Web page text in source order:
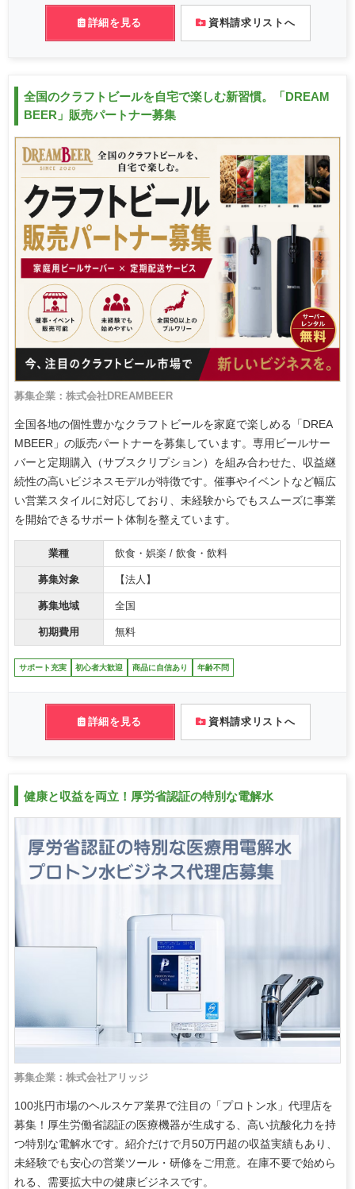
詳細を見る 資料請求リストへ
全国のクラフトビールを自宅で楽しむ新習慣。「DREAM
BEER」販売パートナー募集
募集企業：株式会社DREAMBEER
全国各地の個性豊かなクラフトビールを家庭で楽しめる「DREA
MBEER」の販売パートナーを募集しています。専用ビールサー
バーと定期購入（サブスクリプション）を組み合わせた、収益継
続性の高いビジネスモデルが特徴です。催事やイベントなど幅広
い営業スタイルに対応しており、未経験からでもスムーズに事業
を開始できるサポート体制を整えています。
業種 飲食・娯楽 / 飲食・飲料
募集対象 【法人】
募集地域 全国
初期費用 無料
サポート充実 初心者大歓迎 商品に自信あり 年齢不問
詳細を見る 資料請求リストへ
健康と収益を両立！厚労省認証の特別な電解水
募集企業：株式会社アリッジ
100兆円市場のヘルスケア業界で注目の「プロトン水」代理店を
募集！厚生労働省認証の医療機器が生成する、高い抗酸化力を持
つ特別な電解水です。紹介だけで月50万円超の収益実績もあり、
未経験でも安心の営業ツール・研修をご用意。在庫不要で始めら
れる、需要拡大中の健康ビジネスです。